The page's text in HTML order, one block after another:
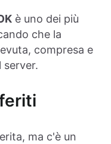
è uno dei più
che la
compresa e
server.
ma c'è un